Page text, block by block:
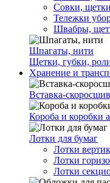
Совки,
Тележки
Швабры,
Шпагаты, нити
Щетки, губки,
Хранение и
Вставка-
Короба и коробки
Лотки для бумаг
Лотки
Лотки
Лотки